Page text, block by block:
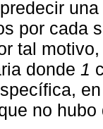
por cada
tal
donde 1
no hubo